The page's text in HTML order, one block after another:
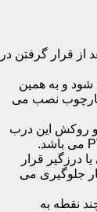
قرار گرفتن در
و به همین
نصب می
روکش این درب
درزگیر قرار
جلوگیری می
نقطه به